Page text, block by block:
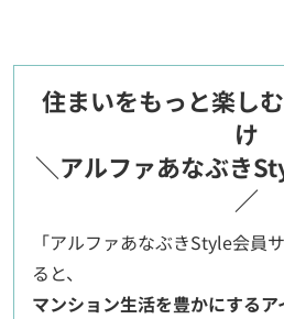
住まいをもっと楽し
け
＼アルファあなぶき
／
「アルファあなぶきStyle会員
ると、
マンション生活を豊かにするア